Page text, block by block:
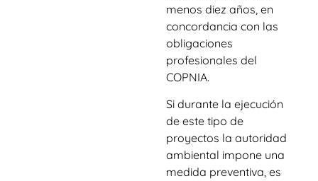
menos diez años, en
concordancia con las
obligaciones
profesionales del
COPNIA.
Si durante la ejecución
de este tipo de
proyectos la autoridad
ambiental impone una
medida preventiva, es